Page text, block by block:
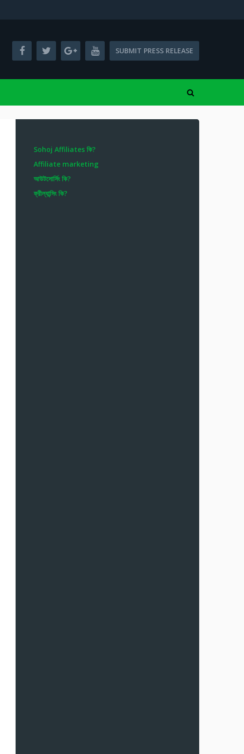
SUBMIT PRESS RELEASE
Sohoj Affiliates কি?
Affiliate marketing
আউটসোর্সিং কি?
ফ্রীল্যান্সিং কি?